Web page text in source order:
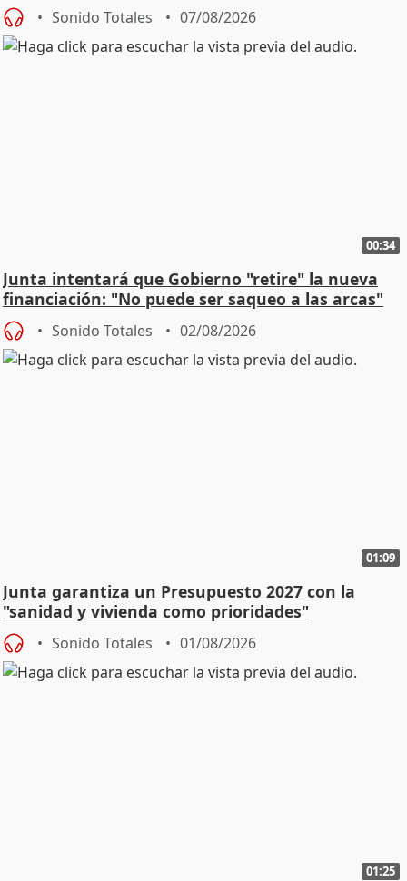
Sonido Totales 07/08/2026
00:34
Junta intentará que Gobierno "retire" la nueva
financiación: "No puede ser saqueo a las arcas"
Sonido Totales 02/08/2026
01:09
Junta garantiza un Presupuesto 2027 con la
"sanidad y vivienda como prioridades"
Sonido Totales 01/08/2026
01:25